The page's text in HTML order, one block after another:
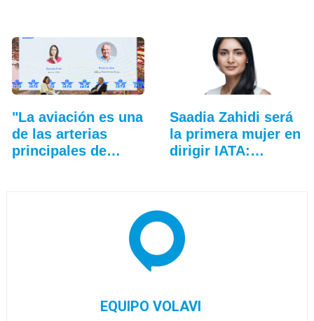
"La aviación es una
de las arterias
principales de…
Saadia Zahidi será
la primera mujer en
dirigir IATA:…
EQUIPO VOLAVI